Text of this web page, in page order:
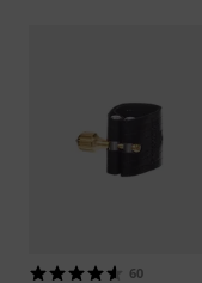
60